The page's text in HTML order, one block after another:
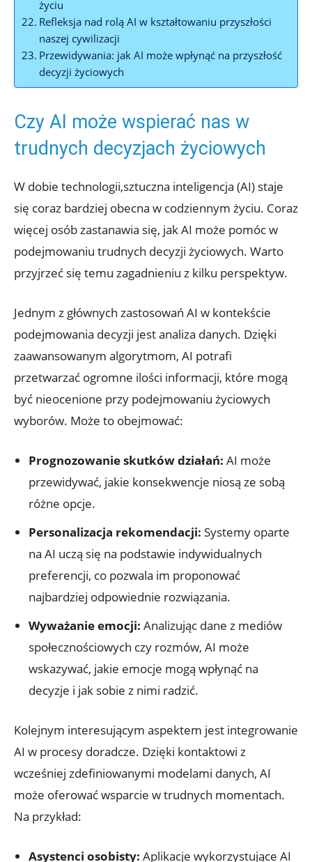
życiu
Refleksja nad rolą AI⁤ w kształtowaniu przyszłości
naszej cywilizacji
Przewidywania: jak AI może‌ wpłynąć na przyszłość
decyzji⁢ życiowych
Czy⁣ AI może wspierać nas w
trudnych decyzjach życiowych
W⁢ dobie ‍technologii,sztuczna ⁢inteligencja (AI) staje
się coraz bardziej obecna w codziennym życiu.⁤ Coraz
więcej osób zastanawia się, ⁢jak⁤ AI może pomóc w
podejmowaniu trudnych decyzji życiowych. Warto
przyjrzeć‍ się temu zagadnieniu z kilku ⁣perspektyw.
Jednym z głównych ‌zastosowań AI w kontekście
podejmowania‌ decyzji ⁢jest analiza danych. Dzięki
zaawansowanym ‌algorytmom, AI potrafi
przetwarzać ogromne ilości ‍informacji,​ które mogą‍
być⁣ nieocenione przy⁣ podejmowaniu życiowych
wyborów. Może to obejmować:
Prognozowanie skutków działań: AI może
przewidywać, jakie konsekwencje niosą ze ​sobą
różne opcje.
Personalizacja ⁢rekomendacji: Systemy oparte
na AI uczą ⁣się na podstawie indywidualnych
preferencji, co pozwala im ⁢proponować
najbardziej odpowiednie rozwiązania.
Wyważanie emocji: Analizując dane z mediów
‍społecznościowych czy rozmów, AI ‌może​
wskazywać, jakie emocje mogą wpłynąć na
decyzje i jak sobie z nimi‌ radzić.
Kolejnym ​interesującym⁤ aspektem⁤ jest integrowanie​
AI w procesy ⁣doradcze. Dzięki‍ kontaktowi‍ z
wcześniej⁣ zdefiniowanymi ‌modelami danych,⁤ AI
może oferować wsparcie w trudnych momentach.
⁢Na ‌przykład:
Asystenci⁤ osobisty: Aplikacje wykorzystujące AI